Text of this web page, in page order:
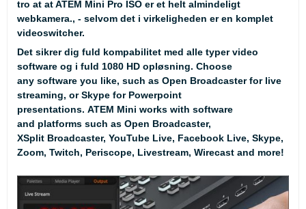
tro at at ATEM Mini Pro ISO er et helt almindeligt
webkamera., - selvom det i virkeligheden er en komplet
videoswitcher.
Det sikrer dig fuld kompabilitet med alle typer video
software og i fuld 1080 HD opløsning. Choose
any software you like, such as Open Broadcaster for live
streaming, or Skype for Powerpoint
presentations. ATEM Mini works with software
and platforms such as Open Broadcaster,
XSplit Broadcaster, YouTube Live, Facebook Live, Skype,
Zoom, Twitch, Periscope, Livestream, Wirecast and more!